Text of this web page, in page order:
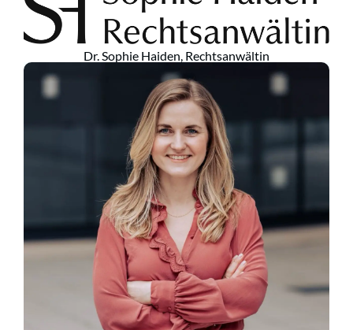
Dr. Sophie Haiden, Rechtsanwältin